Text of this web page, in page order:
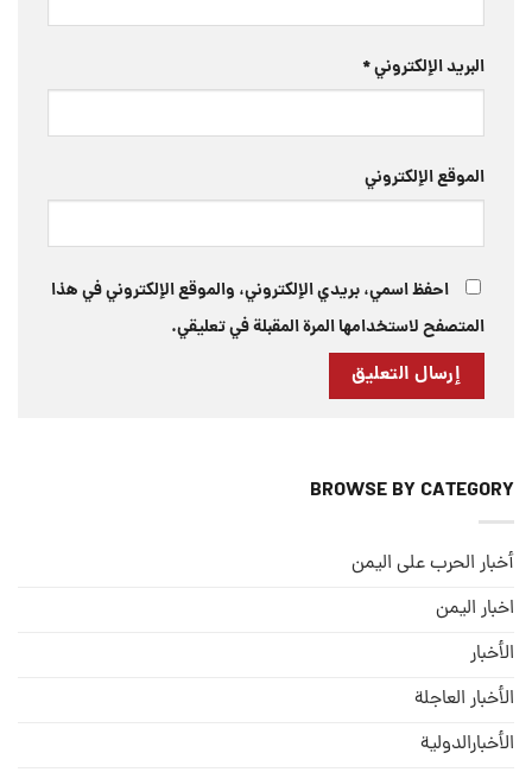
البريد الإلكتروني*
الموقع الإلكتروني
احفظ اسمي، بريدي الإلكتروني، والموقع الإلكتروني في هذا
المتصفح لاستخدامها المرة المقبلة في تعليقي.
BROWSE BY CATEGORY
أخبار الحرب على اليمن
اخبار اليمن
الأخبار
الأخبار العاجلة
الأخبارالدولية